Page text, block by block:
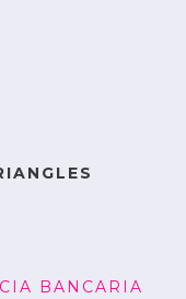
BANCARIA